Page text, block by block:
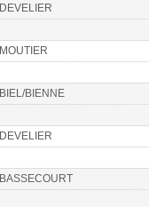
DEVELIER
MOUTIER
BIEL/BIENNE
DEVELIER
BASSECOURT